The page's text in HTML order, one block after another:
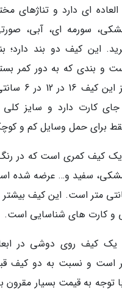
ای دارد و تناژهای
سورمه ای، آبی،
این کیف دو بند
و بندی که به دور کمر
ست. سایز
کارت دارد و سایز کلی
برای حمل وسایل کم و
کیف کمری است که در
2 سانتی متر است. این کیف
و کارت های شناسایی است.
است و نسبت به دو کیف
توجه به قیمت بسیار